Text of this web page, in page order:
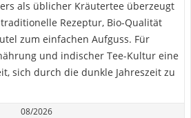
als üblicher Kräutertee überzeugt
Rezeptur, Bio-Qualität
zum einfachen Aufguss. Für
und indischer Tee-Kultur eine
sich durch die dunkle Jahreszeit zu
08/2026